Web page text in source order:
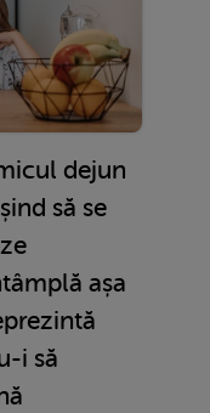
dejun
să se
așa
i să